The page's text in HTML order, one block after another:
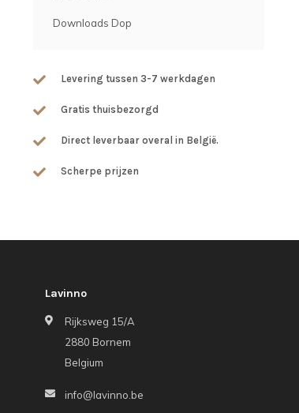
Downloads Dop
Levering tussen 3-7 werkdagen
Gratis thuisbezorgd
Direct leverbaar overal in België.
Scherpe prijzen
Lavinno
Rijksweg 15/A
2880 Bornem
Belgium
info@lavinno.be